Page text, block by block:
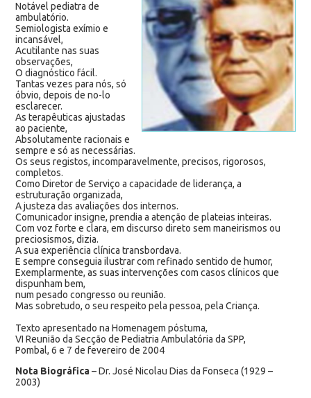
Notável pediatra de
ambulatório.
Semiologista exímio e
incansável,
Acutilante nas suas
observações,
O diagnóstico fácil.
Tantas vezes para nós, só
óbvio, depois de no-lo
esclarecer.
As terapêuticas ajustadas
ao paciente,
Absolutamente racionais e
sempre e só as necessárias.
Os seus registos, incomparavelmente, precisos, rigorosos,
completos.
Como Diretor de Serviço a capacidade de liderança, a
estruturação organizada,
A justeza das avaliações dos internos.
Comunicador insigne, prendia a atenção de plateias inteiras.
Com voz forte e clara, em discurso direto sem maneirismos ou
preciosismos, dizia.
A sua experiência clínica transbordava.
E sempre conseguia ilustrar com refinado sentido de humor,
Exemplarmente, as suas intervenções com casos clínicos que
dispunham bem,
num pesado congresso ou reunião.
Mas sobretudo, o seu respeito pela pessoa, pela Criança.
Texto apresentado na Homenagem póstuma,
VI Reunião da Secção de Pediatria Ambulatória da SPP,
Pombal, 6 e 7 de fevereiro de 2004
Nota Biográfica– Dr. José Nicolau Dias da Fonseca (1929 –
2003)